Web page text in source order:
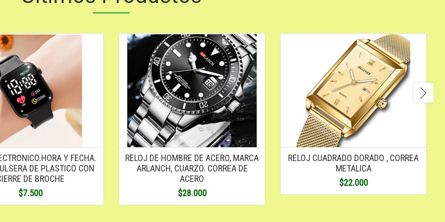
Y FECHA.
DE PLASTICO CON
DE BROCHE
$7.500
RELOJ DE HOMBRE DE ACERO, MARCA
ARLANCH, CUARZO. CORREA DE
ACERO
$28.000
RELOJ CUADRADO DORADO , CORREA
METALICA
$22.000